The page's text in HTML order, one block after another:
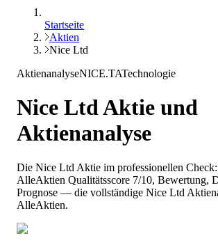
Startseite
Aktien
Nice Ltd
AktienanalyseNICE.TATechnologie
Nice LtdAktie und
Aktienanalyse
Die Nice Ltd Aktie im professionellen
AlleAktien Qualitätsscore 7/10, Bewertung,
Prognose — die vollständige Nice Ltd
AlleAktien.